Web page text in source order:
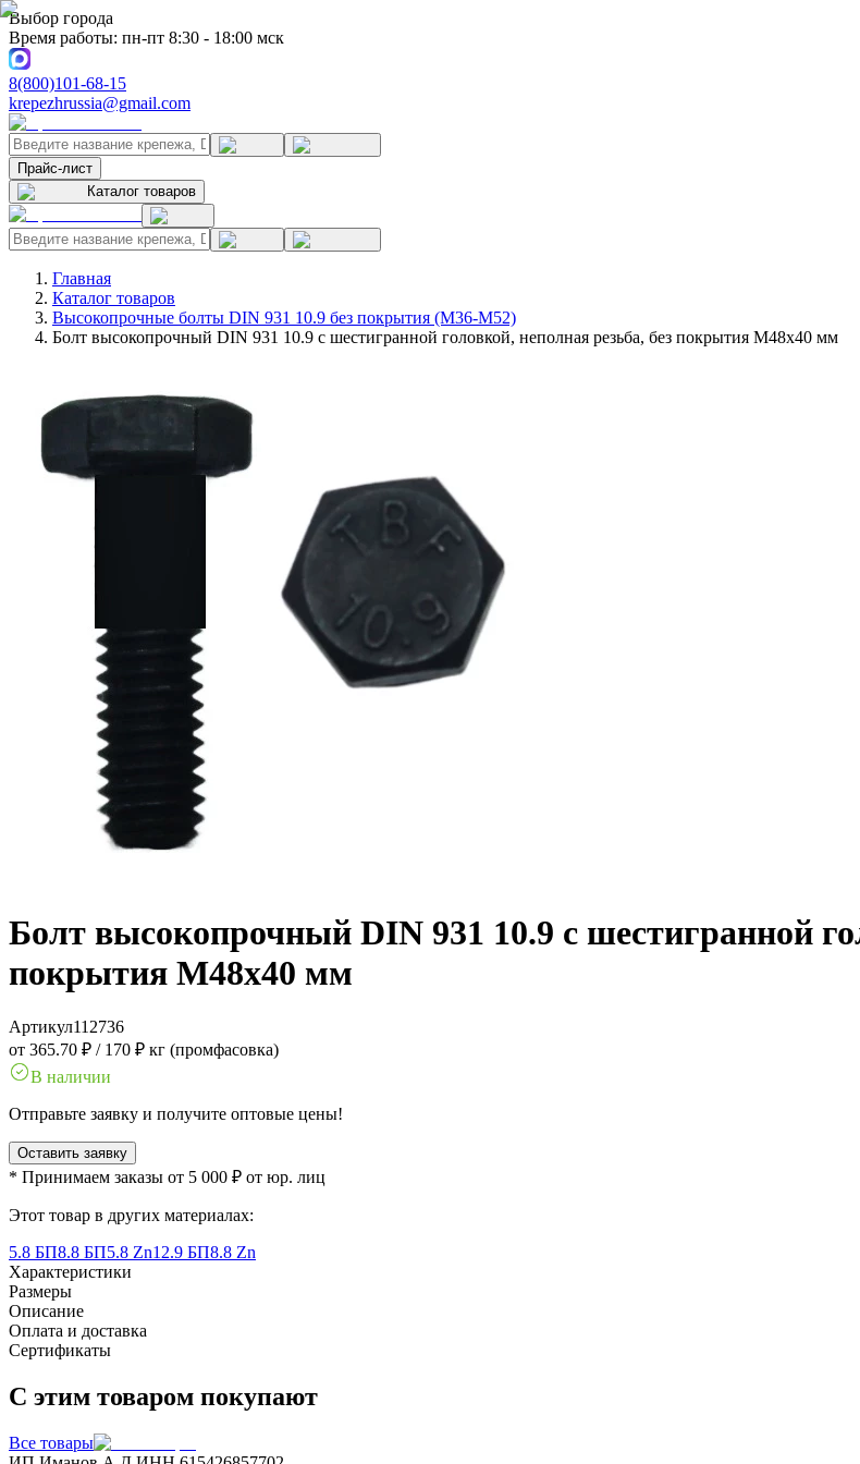
Выбор города
Время работы: пн-пт 8:30 - 18:00 мск
8(800)101-68-15
krepezhrussia@gmail.com
Прайс-лист
Каталог товаров
Главная
Каталог товаров
Высокопрочные болты DIN 931 10.9 без покрытия (M36-M52)
Болт высокопрочный DIN 931 10.9 с шестигранной головкой, неполная резьба, без покрытия M48x40 мм
Болт высокопрочный DIN 931 10.9 с шестигранной
покрытия M48x40 мм
Артикул112736
от 365.70 ₽ / 170 ₽ кг (промфасовка)
В наличии
Отправьте заявку и получите оптовые цены!
Оставить заявку
* Принимаем заказы от 5 000 ₽ от юр. лиц
Этот товар в других материалах:
5.8 БП8.8 БП5.8 Zn12.9 БП8.8 Zn
Характеристики
Размеры
Описание
Оплата и доставка
Сертификаты
С этим товаром покупают
Все товары